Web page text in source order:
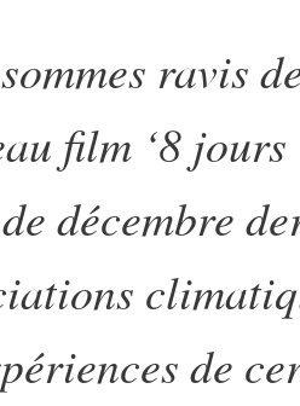
ravis
film ‘8
décembre
de